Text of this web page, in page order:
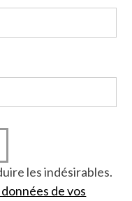
les indésirables.
de vos